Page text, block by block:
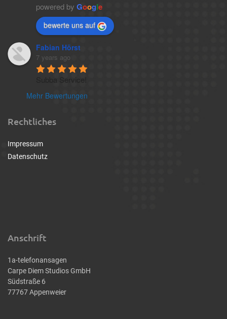
powered by Google
bewerte uns auf
Fabian Hörst
7 years ago
Mehr Bewertungen
Rechtliches
Impressum
Datenschutz
Anschrift
1a-telefonansagen
Carpe Diem Studios GmbH
Südstraße 6
77767 Appenweier